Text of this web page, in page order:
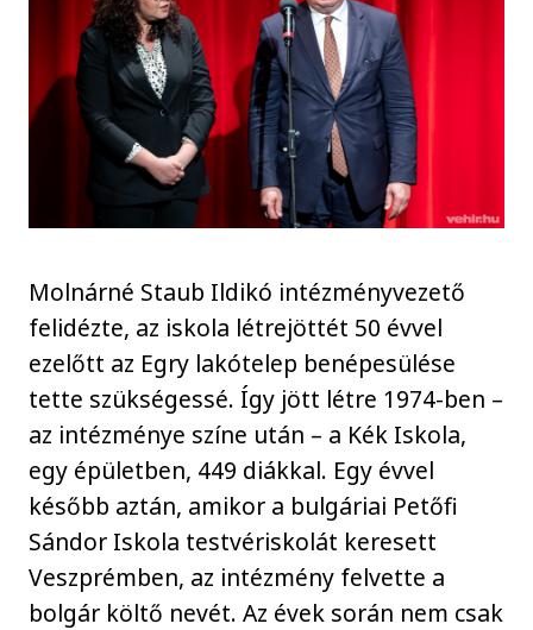
Molnárné Staub Ildikó intézményvezető
felidézte, az iskola létrejöttét 50 évvel
ezelőtt az Egry lakótelep benépesülése
tette szükségessé. Így jött létre 1974-ben –
az intézménye színe után – a Kék Iskola,
egy épületben, 449 diákkal. Egy évvel
később aztán, amikor a bulgáriai Petőfi
Sándor Iskola testvériskolát keresett
Veszprémben, az intézmény felvette a
bolgár költő nevét. Az évek során nem csak